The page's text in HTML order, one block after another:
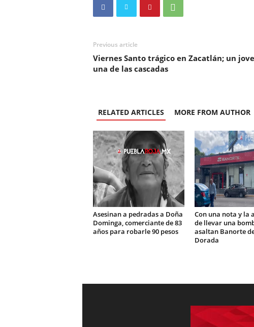
Previous article
Viernes Santo trágico en Zacatlán; un
una de las cascadas
RELATED ARTICLES MORE FROM AUTHOR
Asesinan a pedradas a Doña
Dominga, comerciante de 83
años para robarle 90 pesos
Con una nota y la
de llevar una
asaltan Banorte
Dorada